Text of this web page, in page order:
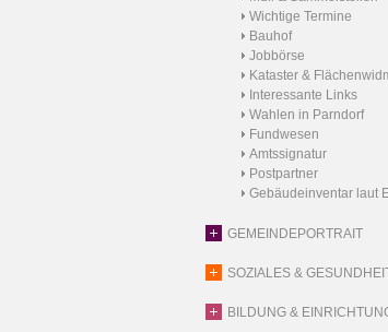
Wichtige Termine
Bauhof
Jobbörse
Kataster &
Interessante Links
Wahlen in Parndorf
Fundwesen
Amtssignatur
Postpartner
Gebäudeinventar laut
GEMEINDEPORTRAIT
SOZIALES &
BILDUNG &